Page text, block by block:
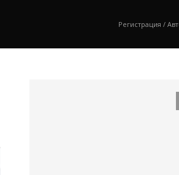
Регистрация /